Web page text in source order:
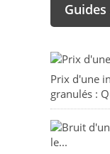
Prix d'une
granulés :